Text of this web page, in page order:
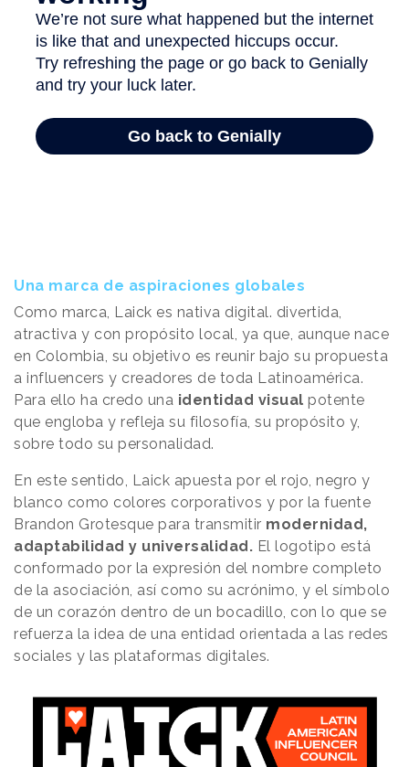
Una marca de aspiraciones globales
Como marca, Laick es nativa digital. divertida,
atractiva y con propósito local, ya que, aunque nace
en Colombia, su objetivo es reunir bajo su propuesta
a influencers y creadores de toda Latinoamérica.
Para ello ha credo una identidad visual potente
que engloba y refleja su filosofía, su propósito y,
sobre todo su personalidad.
En este sentido, Laick apuesta por el rojo, negro y
blanco como colores corporativos y por la fuente
Brandon Grotesque para transmitir modernidad,
adaptabilidad y universalidad. El logotipo está
conformado por la expresión del nombre completo
de la asociación, así como su acrónimo, y el símbolo
de un corazón dentro de un bocadillo, con lo que se
refuerza la idea de una entidad orientada a las redes
sociales y las plataformas digitales.